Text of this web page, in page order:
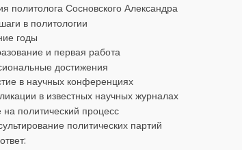
политолога Сосновского Александра
в политологии
годы
и первая работа
достижения
в научных конференциях
в известных научных журналах
политический процесс
политических партий